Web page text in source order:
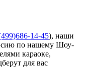
14-45), наши
по нашему Шоу-
караоке,
для вас